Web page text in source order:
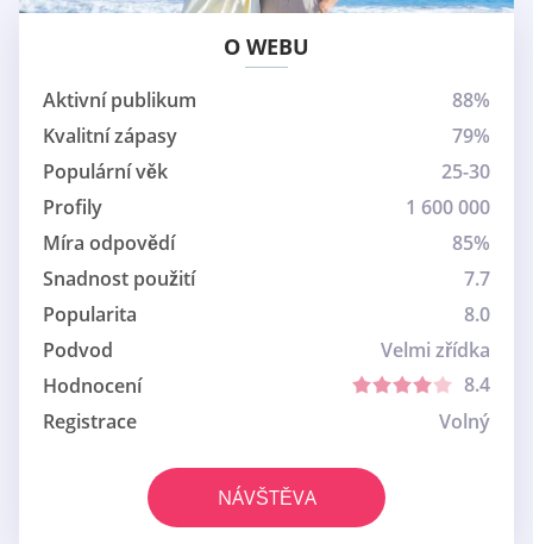
O WEBU
Aktivní publikum
88%
Kvalitní zápasy
79%
Populární věk
25-30
Profily
1 600 000
Míra odpovědí
85%
Snadnost použití
7.7
Popularita
8.0
Podvod
Velmi zřídka
Hodnocení
8.4
Registrace
Volný
NÁVŠTĚVA